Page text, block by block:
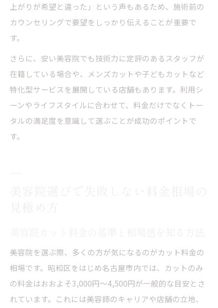
上がりが希望と違った」という声もあるため、施術前の
カウンセリングで要望をしっかり伝えることが重要で
す。
さらに、安い美容院でも技術力に定評のあるスタッフが
在籍している場合や、メンズカットや子どもカットなど
特化型サービスを展開している店舗もあります。利用シ
ーンやライフスタイルに合わせて、料金だけでなくトー
タルの満足度を意識して選ぶことが成功のポイントで
す。
美容院を選ぶ際、多くの方が気になるのがカット料金の
相場です。昭和区をはじめ名古屋市内では、カットのみ
の料金はおおよそ3,000円～4,500円が一般的な目安とさ
れています。これには美容師のキャリアや店舗の立地、